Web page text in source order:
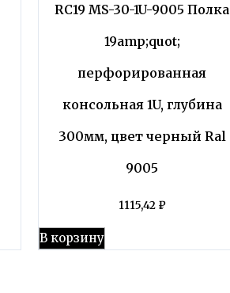
RC19 MS-30-1U-9005 Полка
19amp;quot;
перфорированная
консольная 1U, глубина
300мм, цвет черный Ral
9005
1115,42 ₽
В корзину